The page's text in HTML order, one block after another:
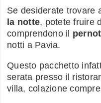
Se desiderate trovare
la notte, potete fruire
comprendono il
notti a Pavia.
Questo pacchetto
serata presso il
villa, colazione